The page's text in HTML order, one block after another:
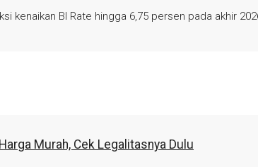
kenaikan BI Rate hingga 6,75 persen pada akhir
Murah, Cek Legalitasnya Dulu